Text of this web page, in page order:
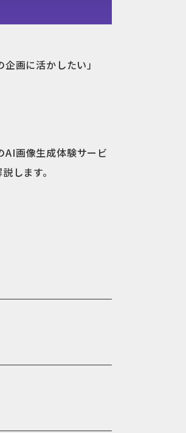
画に活かしたい」
画像生成体験サービ
します。